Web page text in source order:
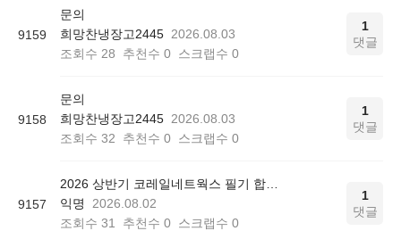
9159
문의
희망찬냉장고2445 2026.08.03
조회수 28 추천수 0 스크랩수 0
1
댓글
9158
문의
희망찬냉장고2445 2026.08.03
조회수 32 추천수 0 스크랩수 0
1
댓글
9157
익명
2026.08.02
조회수 31 추천수 0 스크랩수 0
1
댓글